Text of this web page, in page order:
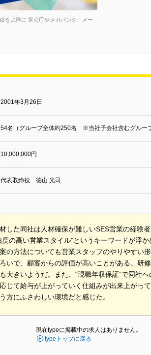
を武器に 官公庁やメガバンク、メー
2001年3月26日
54名（グループ全体約250名 ※当社子会社含むグループ
10,000,000円
代表取締役 徳山 光司
した同社は人材確保が難しいSES営業の経験
度の高い営業スタイル”というキーワードが浮
の方法についても営業スタッフのやりやすい
いで、顧客からの評価が高いことがある。研
大きいようだ。また、“現職年収保証”で同社
じて給与が上がっていく仕組みが出来上がっ
方にふさわしい環境だと感じた。
現在typeに掲載中の求人はありません。
typeトップに戻る